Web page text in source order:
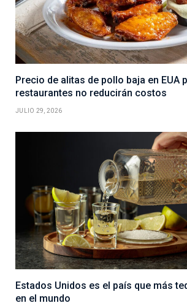
Precio de alitas de pollo baja en EUA
restaurantes no reducirán costos
JULIO 29, 2026
Estados Unidos es el país que más
en el mundo